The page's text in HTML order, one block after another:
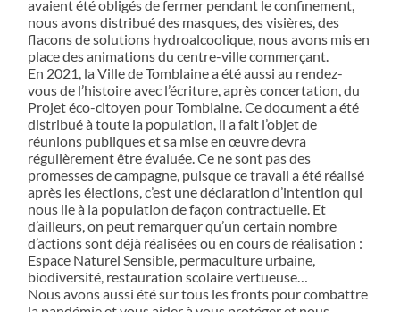
avaient été obligés de fermer pendant le confinement,
nous avons distribué des masques, des visières, des
flacons de solutions hydroalcoolique, nous avons mis en
place des animations du centre-ville commerçant.
En 2021, la Ville de Tomblaine a été aussi au rendez-
vous de l’histoire avec l’écriture, après concertation, du
Projet éco-citoyen pour Tomblaine. Ce document a été
distribué à toute la population, il a fait l’objet de
réunions publiques et sa mise en œuvre devra
régulièrement être évaluée. Ce ne sont pas des
promesses de campagne, puisque ce travail a été réalisé
après les élections, c’est une déclaration d’intention qui
nous lie à la population de façon contractuelle. Et
d’ailleurs, on peut remarquer qu’un certain nombre
d’actions sont déjà réalisées ou en cours de réalisation :
Espace Naturel Sensible, permaculture urbaine,
biodiversité, restauration scolaire vertueuse…
Nous avons aussi été sur tous les fronts pour combattre